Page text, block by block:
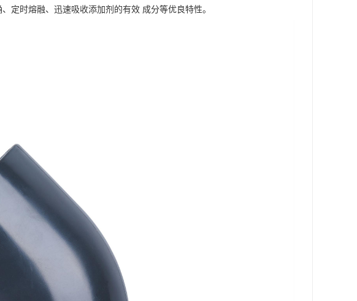
定时熔融、迅速吸收添加剂的有效 成分等优良特性。